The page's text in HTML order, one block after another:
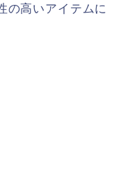
の高いアイテムに